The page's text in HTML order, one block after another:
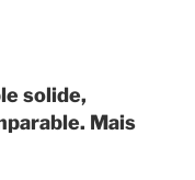
solide,
Mais